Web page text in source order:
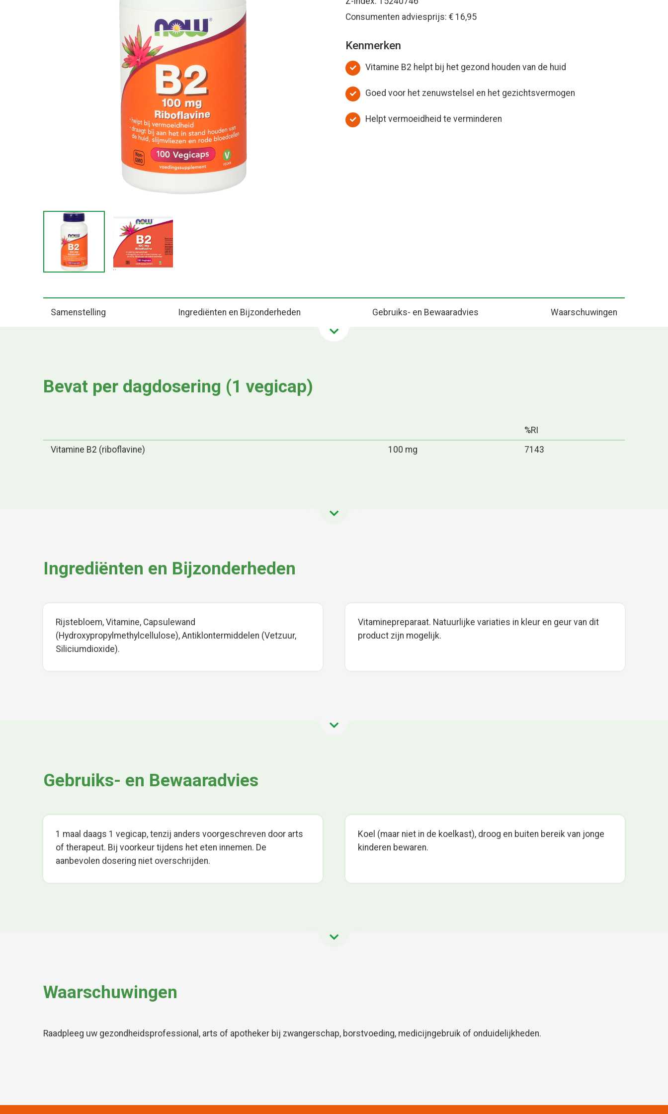
Consumenten adviesprijs: € 16,95
Kenmerken
Vitamine B2 helpt bij het gezond houden van de huid
Goed voor het zenuwstelsel en het gezichtsvermogen
Helpt vermoeidheid te verminderen
Samenstelling Ingrediënten en Bijzonderheden Gebruiks- en Bewaaradvies Waarschuwingen
Bevat per dagdosering (1 vegicap)
%RI
Vitamine B2 (riboflavine)
100 mg 7143
Ingrediënten en Bijzonderheden
Rijstebloem, Vitamine, Capsulewand
(Hydroxypropylmethylcellulose), Antiklontermiddelen (Vetzuur,
Siliciumdioxide).
Vitaminepreparaat. Natuurlijke variaties in kleur en geur van dit
product zijn mogelijk.
Gebruiks- en Bewaaradvies
1 maal daags 1 vegicap, tenzij anders voorgeschreven door arts
of therapeut. Bij voorkeur tijdens het eten innemen. De
aanbevolen dosering niet overschrijden.
Koel (maar niet in de koelkast), droog en buiten bereik van jonge
kinderen bewaren.
Waarschuwingen
Raadpleeg uw gezondheidsprofessional, arts of apotheker bij zwangerschap, borstvoeding, medicijngebruik of onduidelijkheden.